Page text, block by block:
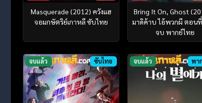
Masquerade (2012) ควังแฮ
จอมกษัตริย์เกาหลี ซับไทย
Bring It On, Ghost
มาดิค้าบ ไอ้พวกผี ตอน
จบ พากย์ไทย
จบแล้ว ซับไทย จบแล้ว พา